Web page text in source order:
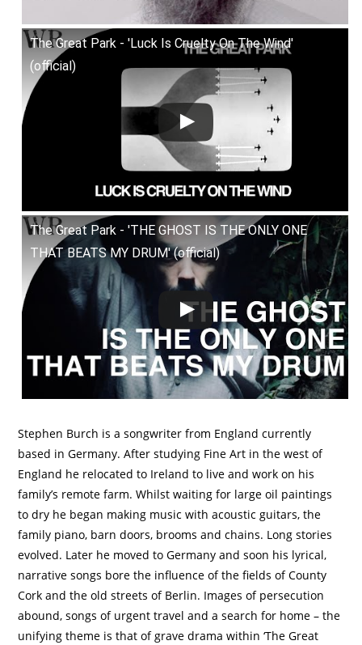
The Great Park - 'Luck Is Cruelty On The Wind'
(official)
The Great Park - 'THE GHOST IS THE ONLY ONE
THAT BEATS MY DRUM' (official)
Stephen Burch is a songwriter from England currently
based in Germany. After studying Fine Art in the west of
England he relocated to Ireland to live and work on his
family’s remote farm. Whilst waiting for large oil paintings
to dry he began making music with acoustic guitars, the
family piano, barn doors, brooms and chains. Long stories
evolved. Later he moved to Germany and soon his lyrical,
narrative songs bore the influence of the fields of County
Cork and the old streets of Berlin. Images of persecution
abound, songs of urgent travel and a search for home – the
unifying theme is that of grave drama within ‘The Great